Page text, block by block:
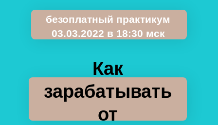
Как
зарабатывать
от
безоплатный практикум
03.03.2022 в 18:30 мск